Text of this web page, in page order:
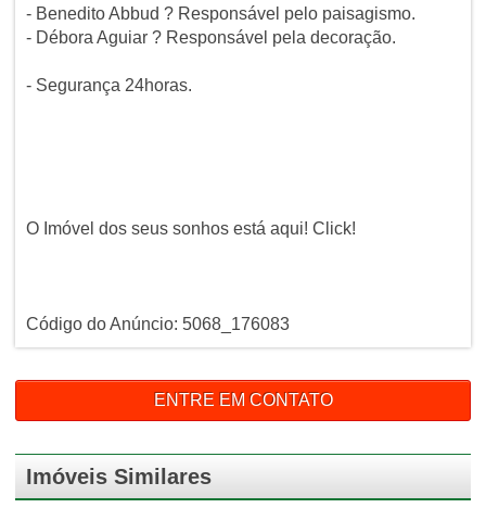
- Benedito Abbud ? Responsável pelo paisagismo.
- Débora Aguiar ? Responsável pela decoração.
- Segurança 24horas.
O Imóvel dos seus sonhos está aqui! Click!
Código do Anúncio: 5068_176083
ENTRE EM CONTATO
Imóveis Similares